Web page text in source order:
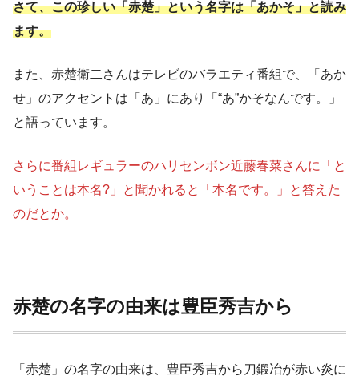
さて、この珍しい「赤楚」という名字は「あかそ」と読み
ます。
また、赤楚衛二さんはテレビのバラエティ番組で、「あか
せ」のアクセントは「あ」にあり「“あ”かそなんです。」
と語っています。
さらに番組レギュラーのハリセンボン近藤春菜さんに「と
いうことは本名?」と聞かれると「本名です。」と答えた
のだとか。
赤楚の名字の由来は豊臣秀吉から
「赤楚」の名字の由来は、豊臣秀吉から刀鍛冶が赤い炎に